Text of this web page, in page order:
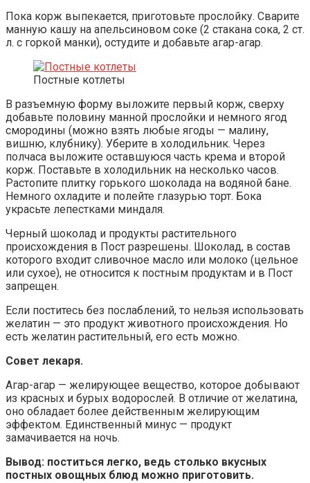
Пока корж выпекается, приготовьте прослойку. Сварите
манную кашу на апельсиновом соке (2 стакана сока, 2 ст.
л. с горкой манки), остудите и добавьте агар-агар.
Постные котлеты
В разъемную форму выложите первый корж, сверху
добавьте половину манной прослойки и немного ягод
смородины (можно взять любые ягоды — малину,
вишню, клубнику). Уберите в холодильник. Через
полчаса выложите оставшуюся часть крема и второй
корж. Поставьте в холодильник на несколько часов.
Растопите плитку горького шоколада на водяной бане.
Немного охладите и полейте глазурью торт. Бока
украсьте лепестками миндаля.
Черный шоколад и продукты растительного
происхождения в Пост разрешены. Шоколад, в состав
которого входит сливочное масло или молоко (цельное
или сухое), не относится к постным продуктам и в Пост
запрещен.
Если поститесь без послаблений, то нельзя использовать
желатин — это продукт животного происхождения. Но
есть желатин растительный, его есть можно.
Совет лекаря.
Агар-агар — желирующее вещество, которое добывают
из красных и бурых водорослей. В отличие от желатина,
оно обладает более действенным желирующим
эффектом. Единственный минус — продукт
замачивается на ночь.
Вывод: поститься легко, ведь столько вкусных
постных овощных блюд можно приготовить.